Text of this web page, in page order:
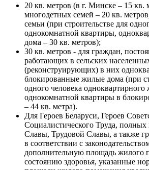
20 кв. метров (в г. Минске – 15 кв.
многодетных семей – 20 кв.
семьи (при строительстве для
однокомнатной квартиры,
дома – 30 кв. метров);
30 кв. метров - для граждан,
работающих в сельских
(реконструирующих) в них
блокированные жилые дома (при
одного человека
однокомнатной квартиры в
– 44 кв. метра).
Для Героев Беларуси, Героев
Социалистического Труда, полных
Славы, Трудовой Славы, а также
в соответствии с
дополнительную площадь жилого
состоянию здоровья, указанные